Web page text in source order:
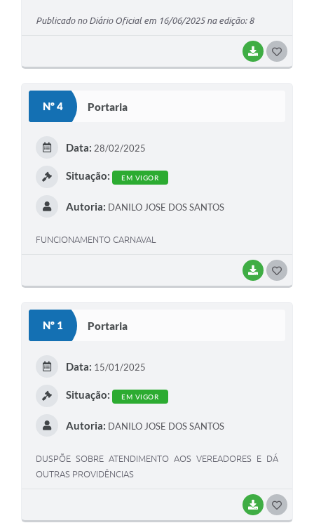
BAIXAR
Publicado no Diário Oficial em 16/06/2025 na edição: 8
Nº 4 Portaria
BAIXAR
Data: 28/02/2025
Situação: EM VIGOR
Autoria: DANILO JOSE DOS SANTOS
FUNCIONAMENTO CARNAVAL
Nº 1 Portaria
BAIXAR
Data: 15/01/2025
Situação: EM VIGOR
Autoria: DANILO JOSE DOS SANTOS
DUSPÕE SOBRE ATENDIMENTO AOS VEREADORES E DÁ
OUTRAS PROVIDÊNCIAS